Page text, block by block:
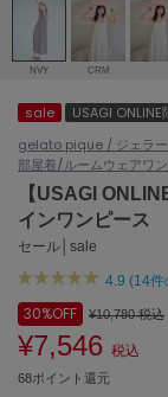
ェア (121)
(124)
アニュアンス
ànuke
アンヌーク
ASICS
アシックス
Ballelite
バレリット
BANDOLIER
NVY CRM
sale
USAGI ONLINE
gelato pique / ジェラー
部屋着/ルームウェアワ
【USAGI
インワンピース
セール│sale
4.9 (14件
30%OFF ¥10,780税込
¥7,546 税込
68ポイント還元